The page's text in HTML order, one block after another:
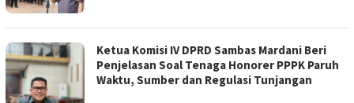
Ketua Komisi IV DPRD Sambas Mardani Beri
Penjelasan Soal Tenaga Honorer PPPK Paruh
Waktu, Sumber dan Regulasi Tunjangan